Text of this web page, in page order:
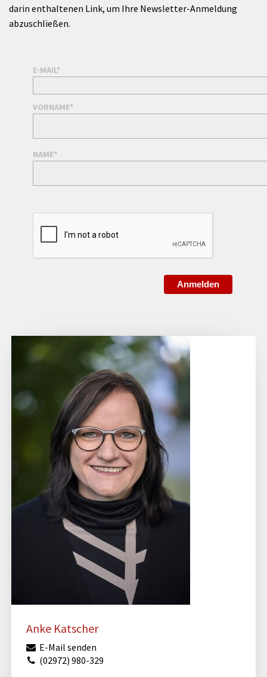
darin enthaltenen Link, um Ihre Newsletter-Anmeldung
abzuschließen.
E-MAIL*
VORNAME*
NAME*
Anmelden
Anke Katscher
E-Mail senden
(02972) 980-329